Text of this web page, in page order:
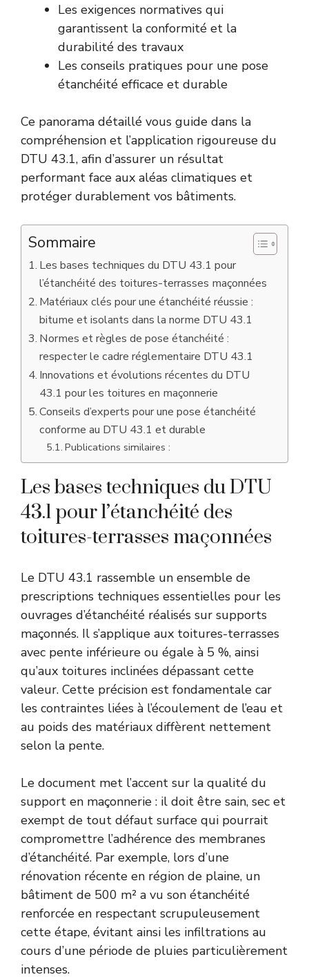
Les exigences normatives qui
garantissent la conformité et la
durabilité des travaux
Les conseils pratiques pour une pose
étanchéité efficace et durable
Ce panorama détaillé vous guide dans la
compréhension et l’application rigoureuse du
DTU 43.1, afin d’assurer un résultat
performant face aux aléas climatiques et
protéger durablement vos bâtiments.
Sommaire
Les bases techniques du DTU 43.1 pour
l’étanchéité des toitures-terrasses maçonnées
Matériaux clés pour une étanchéité réussie :
bitume et isolants dans la norme DTU 43.1
Normes et règles de pose étanchéité :
respecter le cadre réglementaire DTU 43.1
Innovations et évolutions récentes du DTU
43.1 pour les toitures en maçonnerie
Conseils d’experts pour une pose étanchéité
conforme au DTU 43.1 et durable
Publications similaires :
Les bases techniques du DTU
43.1 pour l’étanchéité des
toitures-terrasses maçonnées
Le DTU 43.1 rassemble un ensemble de
prescriptions techniques essentielles pour les
ouvrages d’étanchéité réalisés sur supports
maçonnés. Il s’applique aux toitures-terrasses
avec pente inférieure ou égale à 5 %, ainsi
qu’aux toitures inclinées dépassant cette
valeur. Cette précision est fondamentale car
les contraintes liées à l’écoulement de l’eau et
au poids des matériaux diffèrent nettement
selon la pente.
Le document met l’accent sur la qualité du
support en maçonnerie : il doit être sain, sec et
exempt de tout défaut surface qui pourrait
compromettre l’adhérence des membranes
d’étanchéité. Par exemple, lors d’une
rénovation récente en région de plaine, un
bâtiment de 500 m² a vu son étanchéité
renforcée en respectant scrupuleusement
cette étape, évitant ainsi les infiltrations au
cours d’une période de pluies particulièrement
intenses.